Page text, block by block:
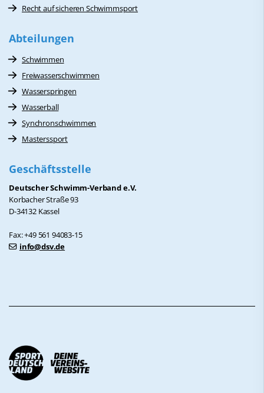
Recht auf sicheren Schwimmsport
Abteilungen
Schwimmen
Freiwasserschwimmen
Wasserspringen
Wasserball
Synchronschwimmen
Masterssport
Geschäftsstelle
Deutscher Schwimm-Verband e.V.
Korbacher Straße 93
D-34132 Kassel
Fax: +49 561 94083-15
info@dsv.de